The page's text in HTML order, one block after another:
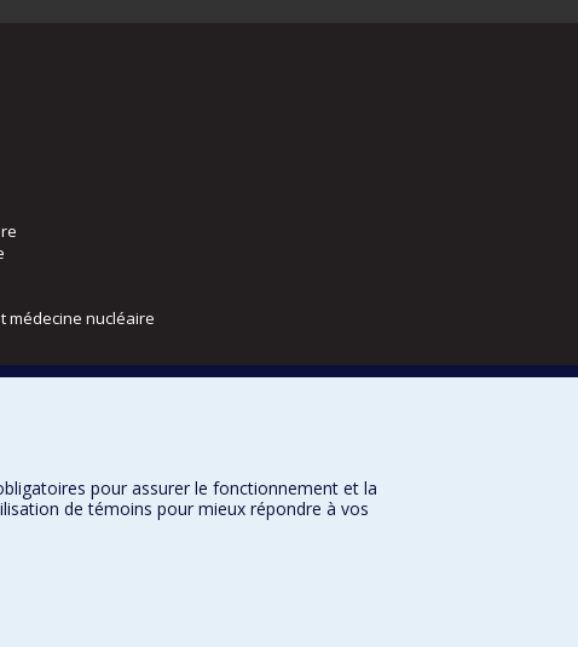
médecine nucléaire
pour assurer le fonctionnement et la
de témoins pour mieux répondre à vos